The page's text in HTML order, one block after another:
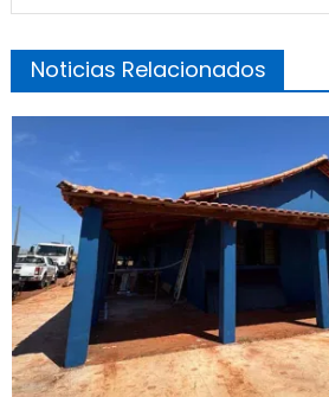
Noticias Relacionados